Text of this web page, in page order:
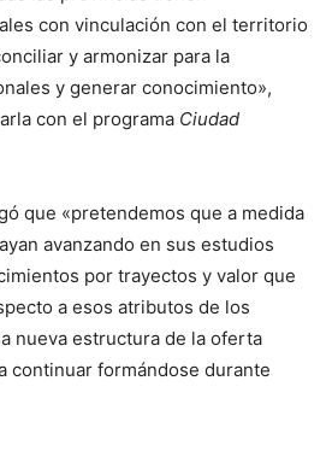
con vinculación con el territorio
y armonizar para la
y generar conocimiento»,
con el programa Ciudad
que «pretendemos que a medida
avanzando en sus estudios
por trayectos y valor que
a esos atributos de los
nueva estructura de la oferta
continuar formándose durante